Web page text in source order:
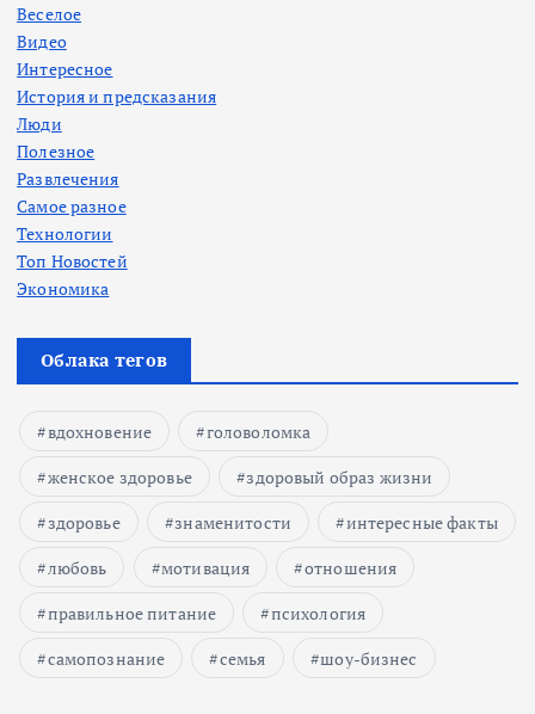
Веселое
Видео
Интересное
История и предсказания
Люди
Полезное
Развлечения
Самое разное
Технологии
Топ Новостей
Экономика
Облака тегов
вдохновение
головоломка
женское здоровье
здоровый образ жизни
здоровье
знаменитости
интересные факты
любовь
мотивация
отношения
правильное питание
психология
самопознание
семья шоу-бизнес